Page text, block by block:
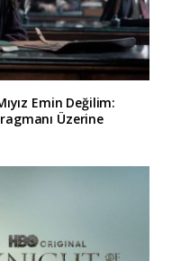
Emin Değilim:
Üzerine